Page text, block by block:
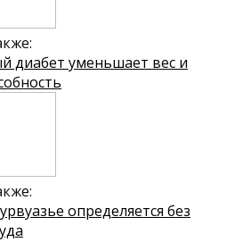
диабет уменьшает вес и
определяется без